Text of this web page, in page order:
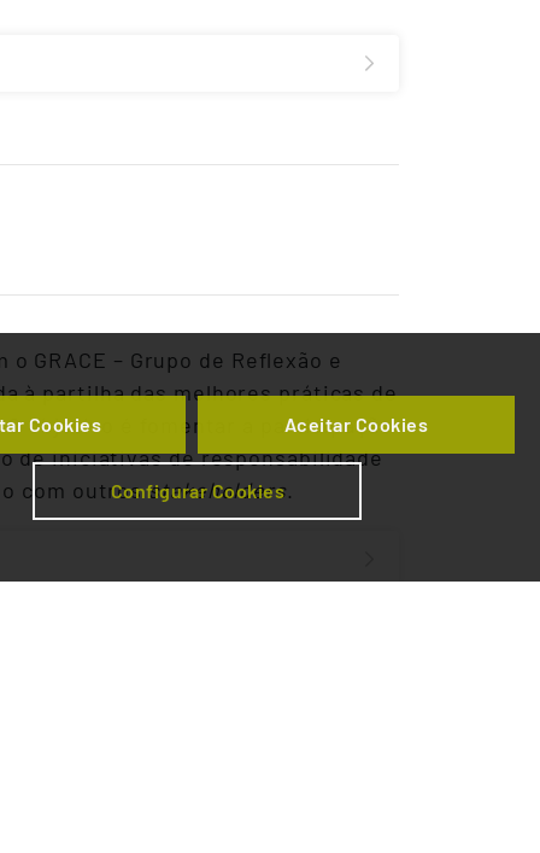
GRACE – Grupo de Reflexão e
à partilha das melhores práticas de
objetivo é fomentar a participação
de iniciativas de responsabilidade
com outrosstakeholders.
Configurar Cookies
Cookies Aceitar Cookies